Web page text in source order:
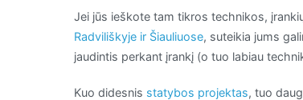
Jei jūs ieškote tam tikros technikos,
Radviliškyje ir Šiauliuose, suteikia jums
jaudintis perkant įrankį (o tuo labiau
Kuo didesnis statybos projektas, tuo